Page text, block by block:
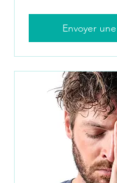
Envoyer